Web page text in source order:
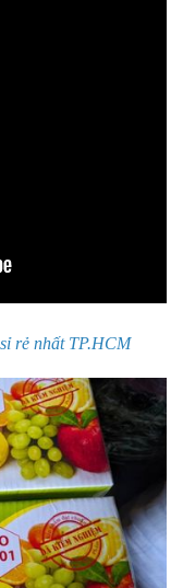
rẻ nhất TP.HCM